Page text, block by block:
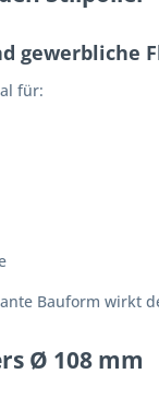
gewerbliche
für:
Bauform wirkt
Ø 108 mm